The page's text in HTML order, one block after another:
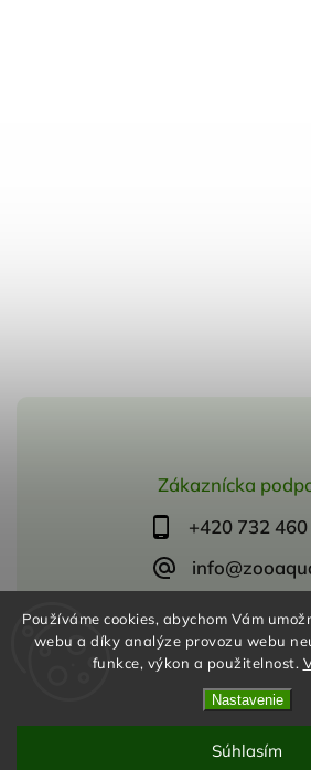
Používáme cookies, abychom Vám
webu a díky analýze provozu webu
funkce, výkon a použitelnost.
Nastavenie
Súhlasím
Zákaznícka
+420 732
Copyright 2026ZooAqua, s.r.o.
VytvořilShoptet| Design